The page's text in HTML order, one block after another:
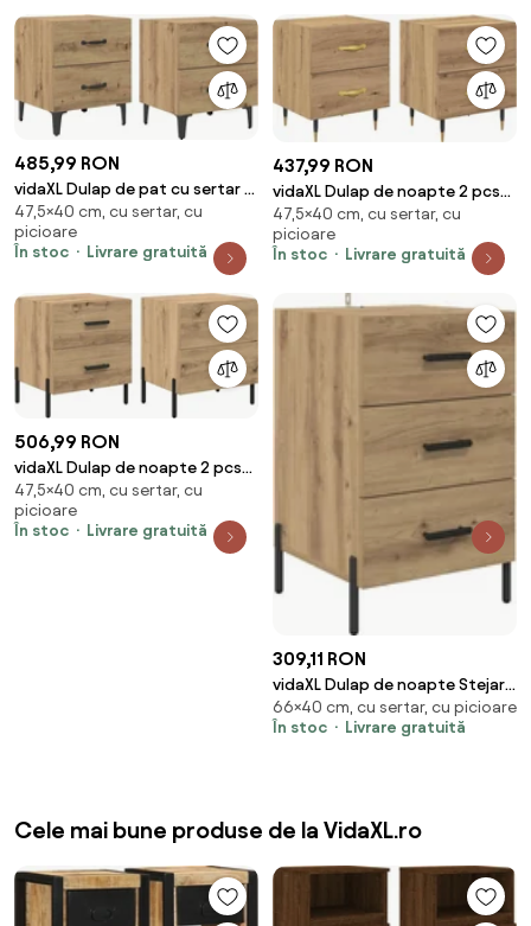
485,99 RON
vidaXL Dulap de pat cu sertar 2
pcs Stejar Artizanal 40 x 35 x
47,5 cm
47,5×40 cm, cu sertar, cu
picioare
În stoc
Livrare gratuită
437,99 RON
vidaXL Dulap de noapte 2 pcs
Stejar Artizanal 40 x 35 x 47,5
cm
47,5×40 cm, cu sertar, cu
picioare
În stoc
Livrare gratuită
506,99 RON
vidaXL Dulap de noapte 2 pcs
Stejar Artizanal 40 x 35 x 47,5
cm
47,5×40 cm, cu sertar, cu
picioare
În stoc
Livrare gratuită
309,11 RON
vidaXL Dulap de noapte Stejar
Artizanal 40 x 40 x 66 cm Lemn
compozit
66×40 cm, cu sertar, cu picioare
În stoc
Livrare gratuită
Cele mai bune produse de la VidaXL.ro